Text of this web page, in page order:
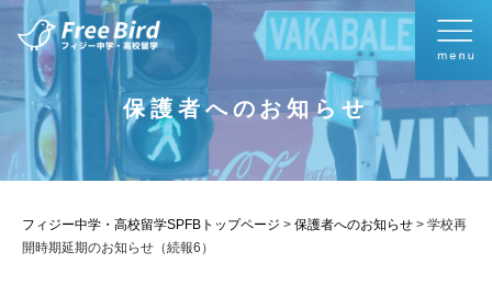
保護者へのお知らせ
フィジー中学・高校留学SPFBトップページ > 保護者へのお知らせ > 学校再
開時期延期のお知らせ（続報6）